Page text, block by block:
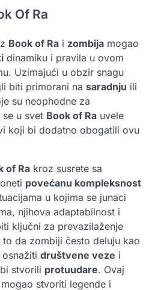
Of Ra
Book of Ra i zombija mogao
dinamiku i pravila u ovom
Uzimajući u obzir snagu
biti primorani na saradnju ili
su neophodne za
u svet Book of Ra uvele
koji bi dodatno obogatili ovu
of Ra kroz susrete sa
povećanu kompleksnost
u kojima se junaci
njihova adaptabilnost i
ključni za prevazilaženje
da zombiji često deluju kao
društvene veze i
stvorili protuudare. Ovaj
stvoriti legende i